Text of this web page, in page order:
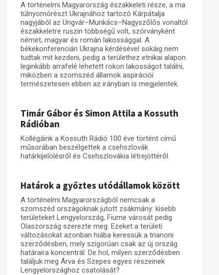
A történelmi Magyarország északkeleti része, a ma
túlnyomórészt Ukrajnához tartozó Kárpátalja
nagyjából az Ungvár–Munkács–Nagyszőlős vonaltól
északkeletre ruszin többségű volt, szórványként
német, magyar és román lakossággal. A
békekonferencián Ukrajna kérdésével sokáig nem
tudtak mit kezdeni, pedig a területhez etnikai alapon
leginkább arrafelé lehetett rokon lakosságot találni,
miközben a szomszéd államok aspirációi
természetesen ebben az irányban is megjelentek.
Timár Gábor és Simon Attila a Kossuth
Rádióban
Kollégáink a Kossuth Rádió 100 éve történt című
műsorában beszélgettek a csehszlovák
határkijelölésről és Csehszlovákia létrejöttéről.
Határok a győztes utódállamok között
A történelmi Magyarországból nemcsak a
szomszéd országoknak jutott zsákmány: kisebb
területeket Lengyelország, Fiume városát pedig
Olaszország szerezte meg. Ezeket a területi
változásokat azonban hiába keressük a trianoni
szerződésben, mely szigorúan csak az új ország
határaira koncentrál. De hol, milyen szerződésben
találjuk meg Árva és Szepes egyes részeinek
Lengyelországhoz csatolását?